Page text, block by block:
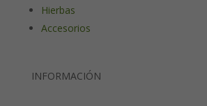
Hierbas
Accesorios
INFORMACIÓN